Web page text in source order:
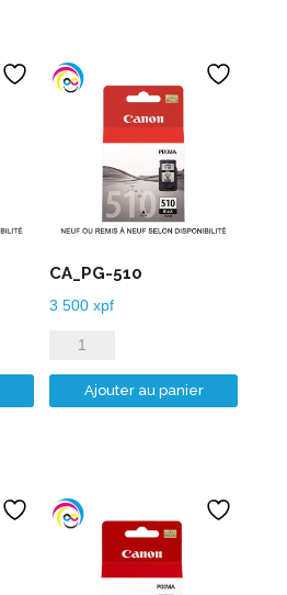
CA_PG-510
3 500xpf
quantité
de
CA_PG-
Ajouter au panier